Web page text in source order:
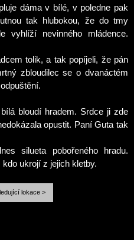
dáma v bílé, v poledne pak
tak hlubokou, že do tmy
vyhlíží nevinného mládence.
tolik, a tak popíjeli, že pán
zbloudilec se o dvanáctém
bloudí hradem. Srdce ji zde
opustit. Paní Guta tak
silueta pobořeného hradu.
ukrojí z jejich kletby.
lokace >